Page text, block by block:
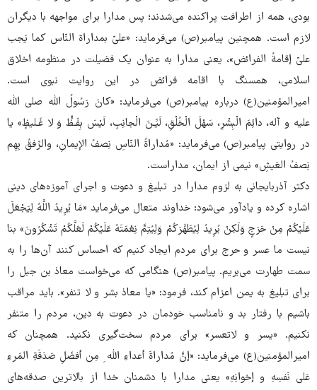
بودی، همه از اطرافت پراکنده می‌شدند؛ پس مدارا برای مواجهه با دیگران
لازم است. همچنین پیامبر(ص) می‌فرماید: «علیّ بمداراة النّاس کما یَجب
علیّ إقامةُ الفرائض»، یعنی مدارا به عنوان یک فضیلت در منظومه اخلاق
اسلامی، همسنگ با اقامه فرائض در این روایت نبوی است.
امیرالمؤمنین(ع) درباره پیامبر(ص) می‌فرماید: «کانَ رَسُولُ اللّه صلی الله
علیه و آله، دائِمَ الْبِشْرِ، سَهْلَ الْخُلْقِ، لَیِّـنَ الْجانِبِ، لَیْسَ بِفَـظٍّ وَ لا غَـلیظٍ» یا
در روایتی پیامبر(ص) می‌فرماید: «مُداراةُ النّاسِ نِصفُ الإیمانِ، والرِّفقُ بِهِم
نِصفُ العَیشِ» نیمی از ایمان، مداراست.
دکتر آذربایجانی به لزوم مدارا در تبلیغ و دعوت و اجرای آموزه‌های دینی
اشاره کرده و یادآور می‌شود: خداوند متعال می‌فرماید «مَا یُرِیدُ اللَّهُ لِیَجْعَلَ
عَلَیْکُمْ مِنْ حَرَجٍ وَلَکِنْ یُرِیدُ لِیُطَهِّرَکُمْ وَلِیُتِمَّ نِعْمَتَهُ عَلَیْکُمْ لَعَلَّکُمْ تَشْکُرُونَ» بنا
نیست ما عسر و حرج برای مردم ایجاد کنیم که احساس کنند آن‌ها را به
سمت طهارت می‌بریم. پیامبر(ص) هنگامی که می‌خواست معاذ بن جبل را
برای تبلیغ به یمن اعزام کند، فرمود: «یا معاذ بشر و لا تنفر». باید مراقب
باشیم با رفتار بد و نامناسب خودمان در دعوت به دین، مردم را متنفر
نکنیم. «یسر و لاتعسر» برای مردم سخت‌گیری نکنید. همچنان که
امیرالمؤمنین(ع) می‌فرماید: «إنَّ مُداراةَ أعداءِ اللّه ِ مِن أفضَلِ صَدَقَةِ المَرءِ
عَلی نَفسِهِ و إخوانِهِ» یعنی مدارا با دشمنان خدا از بالاترین صدقه‌های